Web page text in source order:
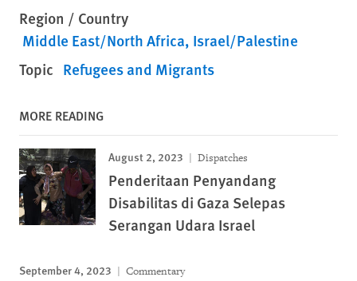
Region / Country
Middle East/North Africa Israel/Palestine
Topic Refugees and Migrants
MORE READING
August 2, 2023 Dispatches
Penderitaan Penyandang
Disabilitas di Gaza Selepas
Serangan Udara Israel
September 4, 2023 Commentary